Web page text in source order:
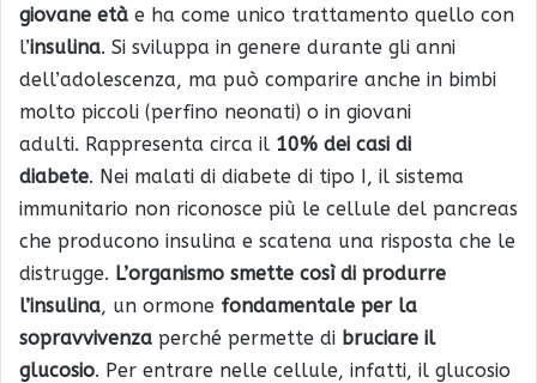
giovane età e ha come unico trattamento quello con
l’insulina. Si sviluppa in genere durante gli anni
dell’adolescenza, ma può comparire anche in bimbi
molto piccoli (perfino neonati) o in giovani
adulti. Rappresenta circa il 10% dei casi di
diabete. Nei malati di diabete di tipo I, il sistema
immunitario non riconosce più le cellule del pancreas
che producono insulina e scatena una risposta che le
distrugge. L’organismo smette così di produrre
l’insulina, un ormone fondamentale per la
sopravvivenza perché permette di bruciare il
glucosio. Per entrare nelle cellule, infatti, il glucosio